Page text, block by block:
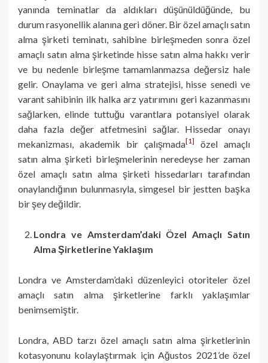
yanında teminatlar da aldıkları düşünüldüğünde, bu
durum rasyonellik alanına geri döner. Bir özel amaçlı satın
alma şirketi teminatı, sahibine birleşmeden sonra özel
amaçlı satın alma şirketinde hisse satın alma hakkı verir
ve bu nedenle birleşme tamamlanmazsa değersiz hale
gelir. Onaylama ve geri alma stratejisi, hisse senedi ve
varant sahibinin ilk halka arz yatırımını geri kazanmasını
sağlarken, elinde tuttuğu varantlara potansiyel olarak
daha fazla değer atfetmesini sağlar. Hissedar onayı
mekanizması, akademik bir çalışmada[1]
özel amaçlı
satın alma şirketi birleşmelerinin neredeyse her zaman
özel amaçlı satın alma şirketi hissedarları tarafından
onaylandığının bulunmasıyla, simgesel bir jestten başka
bir şey değildir.
Londra ve Amsterdam’daki Özel Amaçlı Satın
Alma Şirketlerine Yaklaşım
Londra ve Amsterdam’daki düzenleyici otoriteler özel
amaçlı satın alma şirketlerine farklı yaklaşımlar
benimsemiştir.
Londra, ABD tarzı özel amaçlı satın alma şirketlerinin
kotasyonunu kolaylaştırmak için Ağustos 2021’de özel